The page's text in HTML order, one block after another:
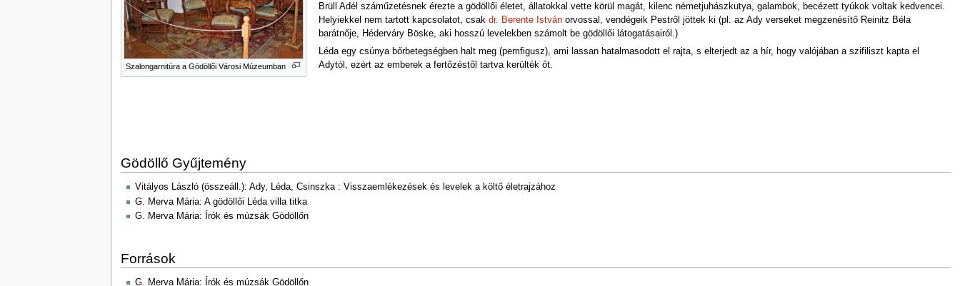
Szalongarnitúra a Gödöllői Városi Múzeumban
Brüll Adél száműzetésnek érezte a gödöllői életet, állatokkal vette körül magát, kilenc németjuhászkutya, galambok, becézett tyúkok voltak kedvencei.
Helyiekkel nem tartott kapcsolatot, csakdr. Berente István orvossal, vendégeik Pestről jöttek ki (pl. az Ady verseket megzenésítő Reinitz Béla
barátnője, Héderváry Böske, aki hosszú levelekben számolt be gödöllői látogatásairól.)
Léda egy csúnya bőrbetegségben halt meg (pemfigusz), ami lassan hatalmasodott el rajta, s elterjedt az a hír, hogy valójában a szifiliszt kapta el
Adytól, ezért az emberek a fertőzéstől tartva kerülték őt.
Gödöllő Gyűjtemény
Vitályos László (összeáll.): Ady, Léda, Csinszka : Visszaemlékezések és levelek a költő életrajzához
G. Merva Mária: A gödöllői Léda villa titka
G. Merva Mária: Írók és múzsák Gödöllőn
Források
G. Merva Mária: Írók és múzsák Gödöllőn